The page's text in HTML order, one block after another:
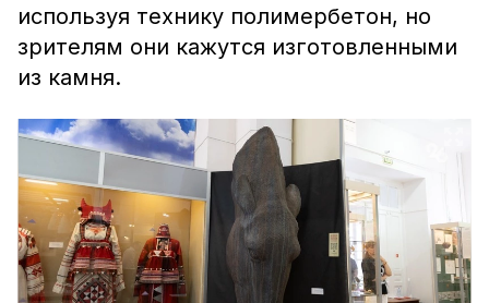
используя технику полимербетон, но
зрителям они кажутся изготовленными
из камня.